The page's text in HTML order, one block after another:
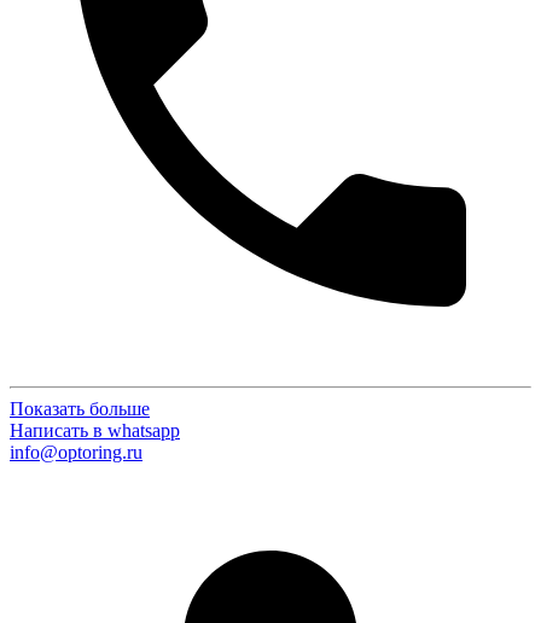
Показать больше
Написать в whatsapp
info@optoring.ru